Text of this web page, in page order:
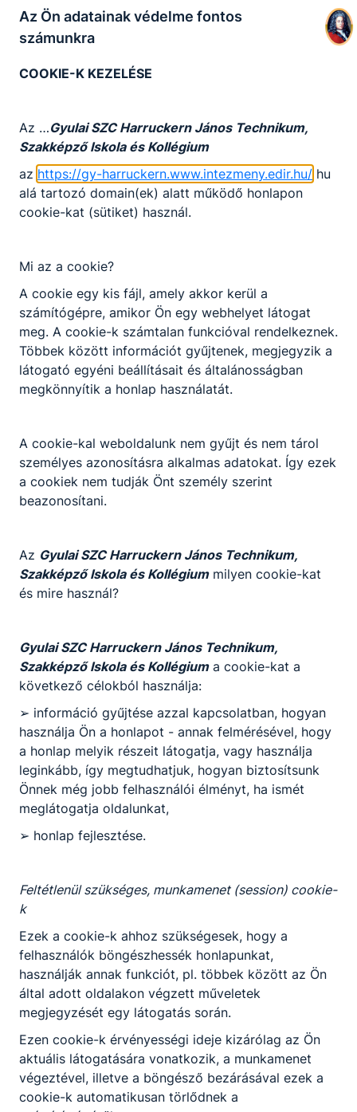
Csatolt fájlok
Tapasztalatszerzés Harruckern módra 2.
Bővebben a projektről
Csatolt fájlok
ERASMUSBÉCS2020.pptx Letöltés
HAT-17-02-2017-00187 pályázati azonosítószám (Elnyert
összeg: 2 275 000 Ft) Együttműködés szakképző iskolák
között A pályázat címe: „Az egészség érték - értsd meg!”
Csatolt fájlok
2019 Határtalanul másodszor HAT-18-02-0198 pályázati
azonosítószám (Elnyert összeg: 2 999 890 Ft)
Együttműködés középiskolák között A pályázat címe:
„Akik feje felett átlépett a határ”
2022 Határtalanul harmadszor
pályázati azonosítószám (Elnyert összeg: 3 750 800 Ft)
Tanulmányi kirándulás középiskolásoknak A pályázat
címe: „Magyar múlt és magyar jelen, kirándulás a
Délvidékre (Muravidék-Szlovénia, Horvátország-
Az Ön adatainak védelme fontos
számunkra
COOKIE-K KEZELÉSE
Az …Gyulai SZC Harruckern János Technikum,
Szakképző Iskola és Kollégium
az https://gy-harruckern.www.intezmeny.edir.hu/ hu
alá tartozó domain(ek) alatt működő honlapon
cookie-kat (sütiket) használ.
Mi az a cookie?
A cookie egy kis fájl, amely akkor kerül a
számítógépre, amikor Ön egy webhelyet látogat
meg. A cookie-k számtalan funkcióval rendelkeznek.
Többek között információt gyűjtenek, megjegyzik a
látogató egyéni beállításait és általánosságban
megkönnyítik a honlap használatát.
A cookie-kal weboldalunk nem gyűjt és nem tárol
személyes azonosításra alkalmas adatokat. Így ezek
a cookiek nem tudják Önt személy szerint
beazonosítani.
Az Gyulai SZC Harruckern János Technikum,
Szakképző Iskola és Kollégiummilyen cookie-kat
és mire használ?
Gyulai SZC Harruckern János Technikum,
Szakképző Iskola és Kollégiuma cookie-kat a
következő célokból használja:
➢ információ gyűjtése azzal kapcsolatban, hogyan
használja Ön a honlapot - annak felmérésével, hogy
a honlap melyik részeit látogatja, vagy használja
leginkább, így megtudhatjuk, hogyan biztosítsunk
Önnek még jobb felhasználói élményt, ha ismét
meglátogatja oldalunkat,
➢ honlap fejlesztése.
Feltétlenül szükséges, munkamenet (session) cookie-
k
Ezek a cookie-k ahhoz szükségesek, hogy a
felhasználók böngészhessék honlapunkat,
használják annak funkciót, pl. többek között az Ön
által adott oldalakon végzett műveletek
megjegyzését egy látogatás során.
Ezen cookie-k érvényességi ideje kizárólag az Ön
aktuális látogatására vonatkozik, a munkamenet
végeztével, illetve a böngésző bezárásával ezek a
cookie-k automatikusan törlődnek a